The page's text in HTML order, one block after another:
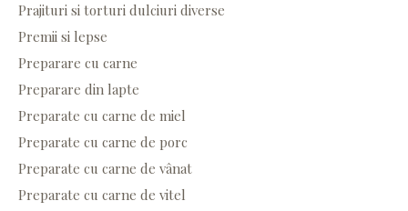
Prajituri si torturi dulciuri diverse
Premii si lepse
Preparare cu carne
Preparare din lapte
Preparate cu carne de miel
Preparate cu carne de porc
Preparate cu carne de vânat
Preparate cu carne de vitel